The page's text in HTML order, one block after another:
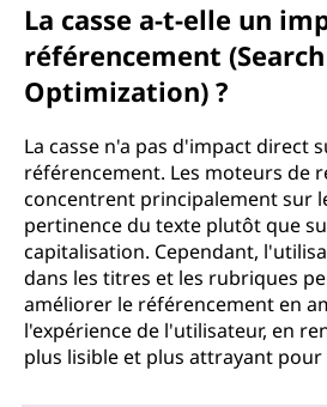
La casse a-t-elle un
référencement
Optimization) ?
La casse n'a pas d'impact direct
référencement. Les moteurs de
concentrent principalement sur
pertinence du texte plutôt que
capitalisation. Cependant,
dans les titres et les rubriques
améliorer le référencement en
l'expérience de l'utilisateur, en
plus lisible et plus attrayant pour